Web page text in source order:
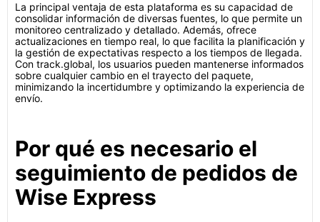
La principal ventaja de esta plataforma es su capacidad de
consolidar información de diversas fuentes, lo que permite un
monitoreo centralizado y detallado. Además, ofrece
actualizaciones en tiempo real, lo que facilita la planificación y
la gestión de expectativas respecto a los tiempos de llegada.
Con track.global, los usuarios pueden mantenerse informados
sobre cualquier cambio en el trayecto del paquete,
minimizando la incertidumbre y optimizando la experiencia de
envío.
Por qué es necesario el
seguimiento de pedidos de
Wise Express